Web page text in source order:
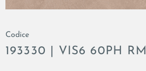
Codice
193330 | VIS6 60PH RM